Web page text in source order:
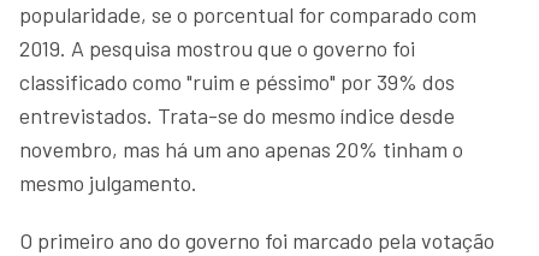
popularidade, se o porcentual for comparado com
2019. A pesquisa mostrou que o governo foi
classificado como "ruim e péssimo" por 39% dos
entrevistados. Trata-se do mesmo índice desde
novembro, mas há um ano apenas 20% tinham o
mesmo julgamento.
O primeiro ano do governo foi marcado pela votação